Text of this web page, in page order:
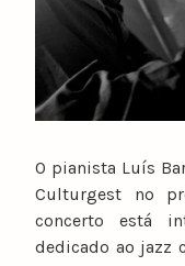
O pianista Luís
Culturgest no
concerto está
dedicado ao jazz